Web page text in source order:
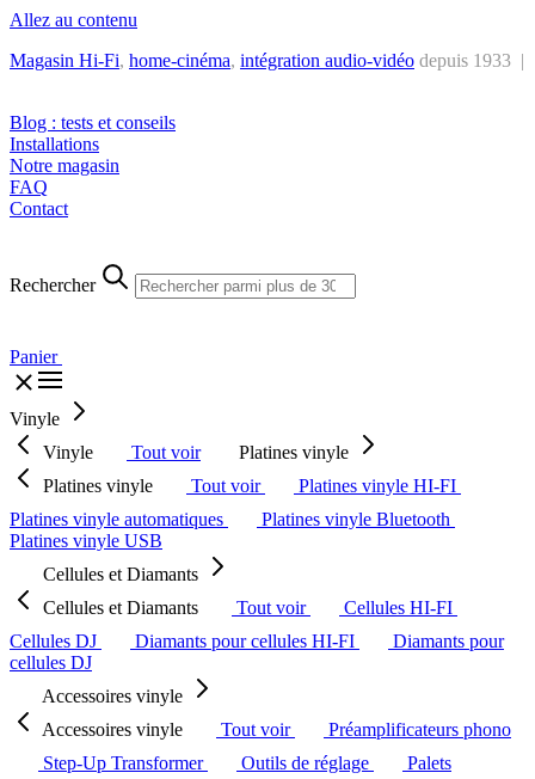
Allez au contenu
Magasin Hi-Fi, home-cinéma, intégration audio-vidéo depuis 1933 |
Blog : tests et conseils
Installations
Notre magasin
FAQ
Contact
Rechercher
Panier
Vinyle
Vinyle
Tout voir
Platines vinyle
Platines vinyle
Tout voir
Platines vinyle HI-FI
Platines vinyle automatiques
Platines vinyle Bluetooth
Platines vinyle USB
Cellules et Diamants
Cellules et Diamants
Tout voir
Cellules HI-FI
Cellules DJ
Diamants pour cellules HI-FI
Diamants pour
cellules DJ
Accessoires vinyle
Accessoires vinyle
Tout voir
Préamplificateurs phono
Step-Up Transformer
Outils de réglage
Palets